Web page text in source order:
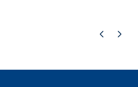
Pagina precedente
Pagina successiva